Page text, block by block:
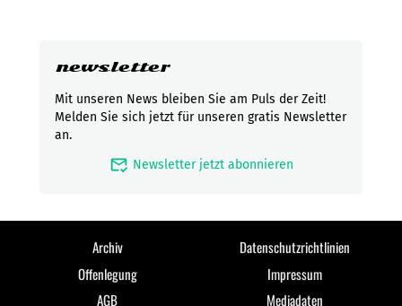
newsletter
Mit unseren News bleiben Sie am Puls der Zeit!
Melden Sie sich jetzt für unseren gratis Newsletter
an.
mark_email_read Newsletter jetzt abonnieren
Archiv
Datenschutzrichtlinien
Offenlegung
Impressum
AGB
Mediadaten